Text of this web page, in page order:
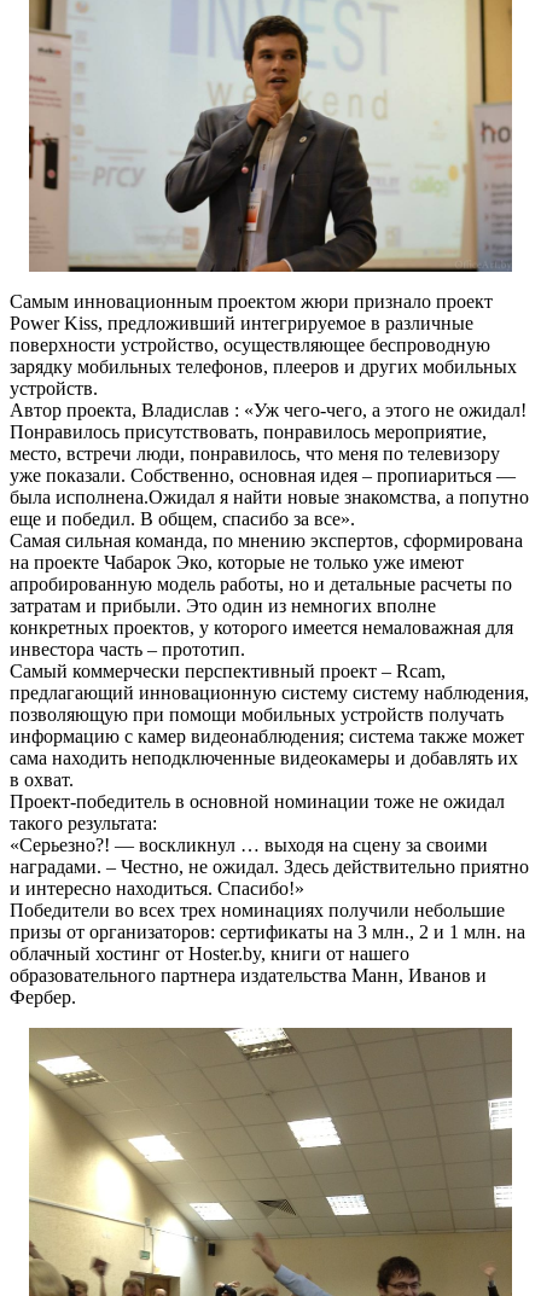
Самым инновационным проектом жюри признало проект
Power Kiss, предложивший интегрируемое в различные
поверхности устройство, осуществляющее беспроводную
зарядку мобильных телефонов, плееров и других мобильных
устройств.
Автор проекта, Владислав : «Уж чего-чего, а этого не ожидал!
Понравилось присутствовать, понравилось мероприятие,
место, встречи люди, понравилось, что меня по телевизору
уже показали. Собственно, основная идея – пропиариться —
была исполнена.Ожидал я найти новые знакомства, а попутно
еще и победил. В общем, спасибо за все».
Самая сильная команда, по мнению экспертов, сформирована
на проекте Чабарок Эко, которые не только уже имеют
апробированную модель работы, но и детальные расчеты по
затратам и прибыли. Это один из немногих вполне
конкретных проектов, у которого имеется немаловажная для
инвестора часть – прототип.
Самый коммерчески перспективный проект – Rcam,
предлагающий инновационную систему систему наблюдения,
позволяющую при помощи мобильных устройств получать
информацию с камер видеонаблюдения; система также может
сама находить неподключенные видеокамеры и добавлять их
в охват.
Проект-победитель в основной номинации тоже не ожидал
такого результата:
«Серьезно?! — воскликнул … выходя на сцену за своими
наградами. – Честно, не ожидал. Здесь действительно приятно
и интересно находиться. Спасибо!»
Победители во всех трех номинациях получили небольшие
призы от организаторов: сертификаты на 3 млн., 2 и 1 млн. на
облачный хостинг от Hoster.by, книги от нашего
образовательного партнера издательства Манн, Иванов и
Фербер.